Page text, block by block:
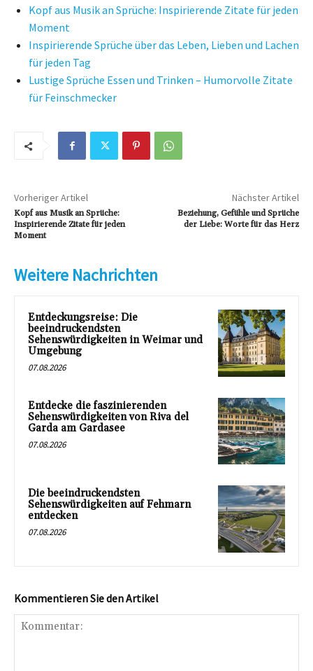
Kopf aus Musik an Sprüche: Inspirierende Zitate für jeden
Moment
Inspirierende Sprüche über das Leben, Lieben und Lachen
für jeden Tag
Lustige Sprüche Essen und Trinken – Humorvolle Zitate
für Feinschmecker
Vorheriger Artikel
Kopf aus Musik an Sprüche:
Inspirierende Zitate für jeden
Moment
Nächster Artikel
Beziehung, Gefühle und Sprüche
der Liebe: Worte für das Herz
Weitere Nachrichten
Entdeckungsreise: Die
beeindruckendsten
Sehenswürdigkeiten in Weimar und
Umgebung
07.08.2026
Entdecke die faszinierenden
Sehenswürdigkeiten von Riva del
Garda am Gardasee
07.08.2026
Die beeindruckendsten
Sehenswürdigkeiten auf Fehmarn
entdecken
07.08.2026
Kommentieren Sie den Artikel